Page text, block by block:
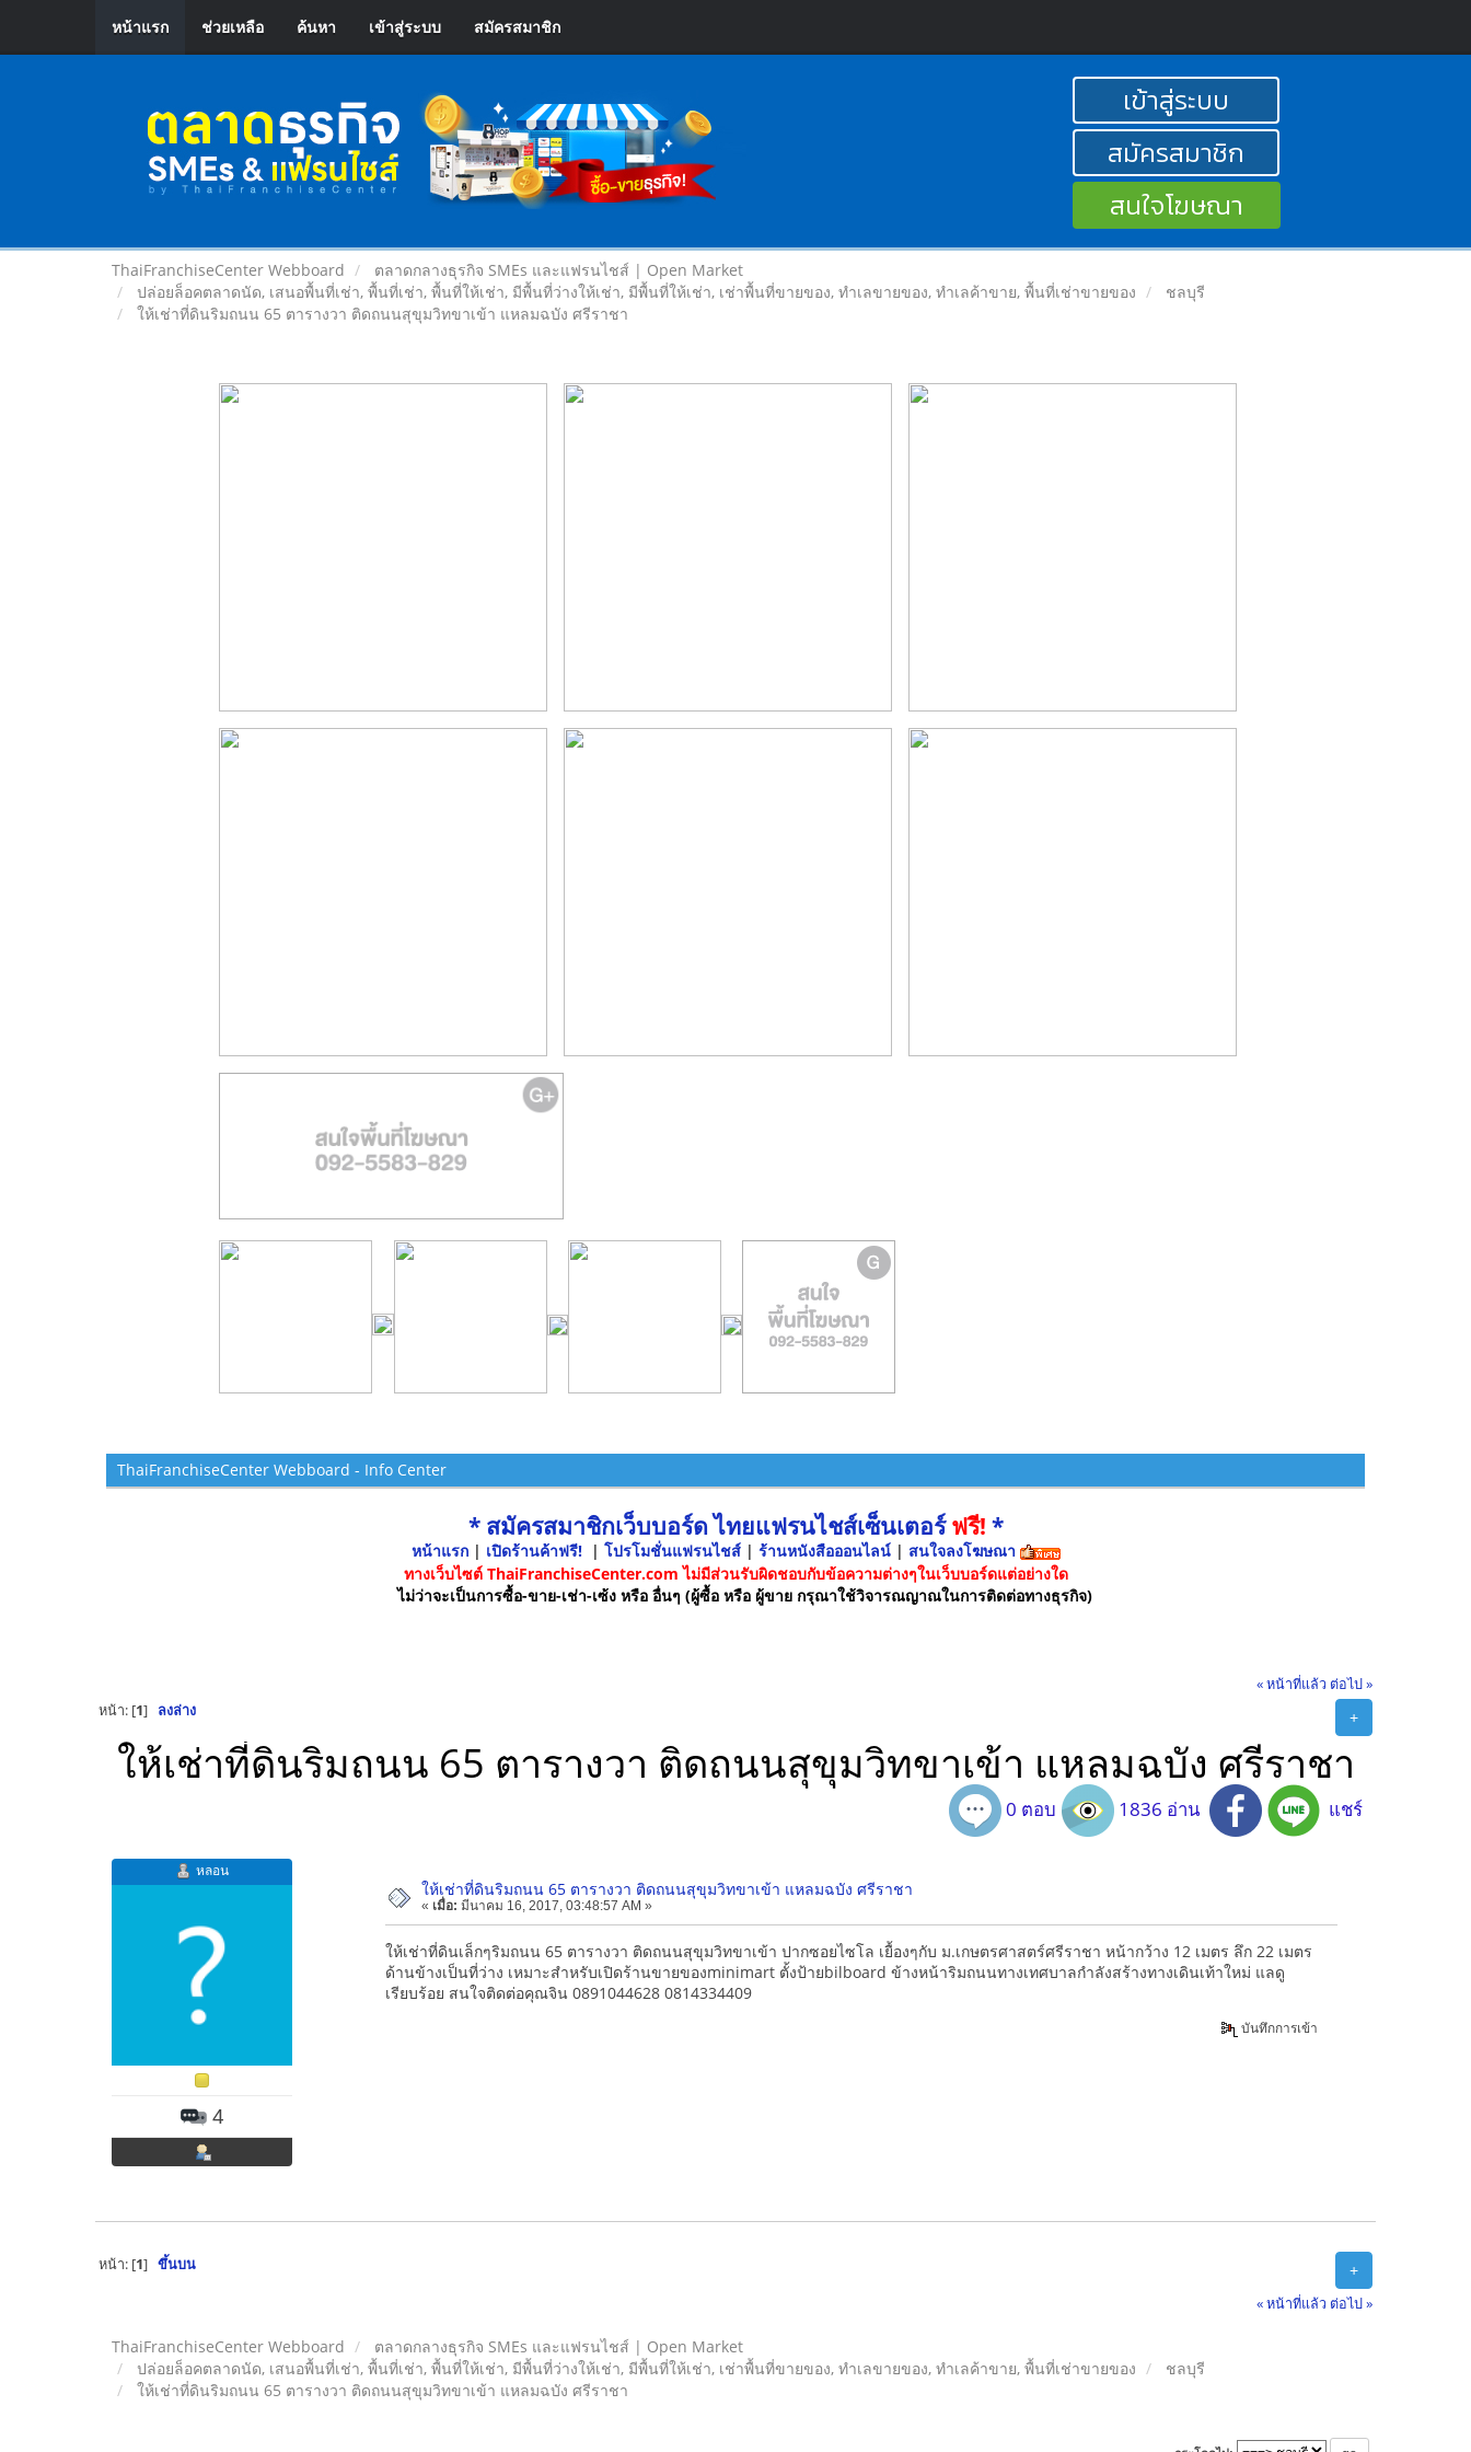
หน้าแรก ช่วยเหลือ ค้นหา เข้าสู่ระบบ สมัครสมาชิก
เข้าสู่ระบบ
สมัครสมาชิก
สนใจโฆษณา
ThaiFranchiseCenter Webboard
ตลาดกลางธุรกิจ SMEs และแฟรนไชส์ | Open Market
ปล่อยล็อคตลาดนัด, เสนอพื้นที่เช่า, พื้นที่เช่า, พื้นที่ให้เช่า, มีพื้นที่ว่างให้เช่า, มีพื้นที่ให้เช่า, เช่าพื้นที่ขายของ, ทําเลขายของ, ทำเลค้าขาย, พื้นที่เช่าขายของ
ชลบุรี
ให้เช่าที่ดินริมถนน 65 ตารางวา ติดถนนสุขุมวิทขาเข้า แหลมฉบัง ศรีราชา
ThaiFranchiseCenter Webboard - Info Center
* สมัครสมาชิกเว็บบอร์ด ไทยแฟรนไชส์เซ็นเตอร์ฟรี! *
หน้าแรก| เปิดร้านค้าฟรี! | โปรโมชั่นแฟรนไชส์ | ร้านหนังสือออนไลน์ | สนใจลงโฆษณา
ทางเว็บไซต์ ThaiFranchiseCenter.com ไม่มีส่วนรับผิดชอบกับข้อความต่างๆในเว็บบอร์ดแต่อย่างใด
ไม่ว่าจะเป็นการซื้อ-ขาย-เช่า-เซ้ง หรือ อื่นๆ (ผู้ซื้อ หรือ ผู้ขาย กรุณาใช้วิจารณญาณในการติดต่อทางธุรกิจ)
« หน้าที่แล้ว ต่อไป »
+
หน้า: [1] ลงล่าง
ให้เช่าที่ดินริมถนน 65 ตารางวา ติดถนนสุขุมวิทขาเข้า แหลมฉบัง ศรีราชา
0 ตอบ 1836 อ่าน แชร์
หลอน
4
ให้เช่าที่ดินริมถนน 65 ตารางวา ติดถนนสุขุมวิทขาเข้า แหลมฉบัง ศรีราชา
« เมื่อ: มีนาคม 16, 2017, 03:48:57 AM »
ให้เช่าที่ดินเล็กๆริมถนน 65 ตารางวา ติดถนนสุขุมวิทขาเข้า ปากซอยไซโล เยื้องๆกับ ม.เกษตรศาสตร์ศรีราชา หน้ากว้าง 12 เมตร ลึก 22 เมตร
ด้านข้างเป็นที่ว่าง เหมาะสำหรับเปิดร้านขายของminimart ตั้งป้ายbilboard ข้างหน้าริมถนนทางเทศบาลกำลังสร้างทางเดินเท้าใหม่ แลดู
เรียบร้อย สนใจติดต่อคุณจิน 0891044628 0814334409
บันทึกการเข้า
+
หน้า: [1] ขึ้นบน
« หน้าที่แล้ว ต่อไป »
ThaiFranchiseCenter Webboard
ตลาดกลางธุรกิจ SMEs และแฟรนไชส์ | Open Market
ปล่อยล็อคตลาดนัด, เสนอพื้นที่เช่า, พื้นที่เช่า, พื้นที่ให้เช่า, มีพื้นที่ว่างให้เช่า, มีพื้นที่ให้เช่า, เช่าพื้นที่ขายของ, ทําเลขายของ, ทำเลค้าขาย, พื้นที่เช่าขายของ
ชลบุรี
ให้เช่าที่ดินริมถนน 65 ตารางวา ติดถนนสุขุมวิทขาเข้า แหลมฉบัง ศรีราชา